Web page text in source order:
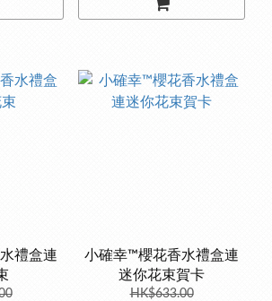
禮盒連
小確幸™櫻花香水禮盒連
迷你花束賀卡
HK$633.00